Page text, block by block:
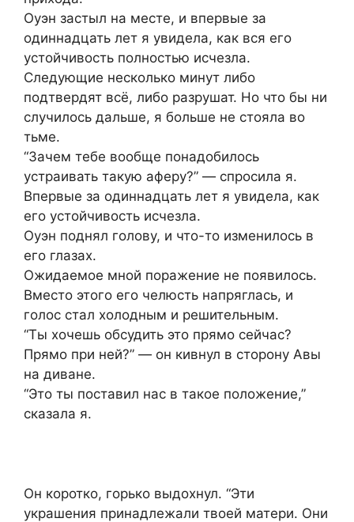
Оуэн застыл на месте, и впервые за
одиннадцать лет я увидела, как вся его
устойчивость полностью исчезла.
Следующие несколько минут либо
подтвердят всё, либо разрушат. Но что бы ни
случилось дальше, я больше не стояла во
тьме.
“Зачем тебе вообще понадобилось
устраивать такую аферу?” — спросила я.
Впервые за одиннадцать лет я увидела, как
его устойчивость исчезла.
Оуэн поднял голову, и что-то изменилось в
его глазах.
Ожидаемое мной поражение не появилось.
Вместо этого его челюсть напряглась, и
голос стал холодным и решительным.
“Ты хочешь обсудить это прямо сейчас?
Прямо при ней?” — он кивнул в сторону Авы
на диване.
“Это ты поставил нас в такое положение,”
сказала я.
Он коротко, горько выдохнул. “Эти
украшения принадлежали твоей матери. Они